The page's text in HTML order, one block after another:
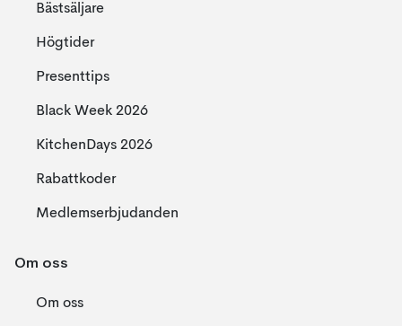
Bästsäljare
Högtider
Presenttips
Black Week 2026
KitchenDays 2026
Rabattkoder
Medlemserbjudanden
Om oss
Om oss